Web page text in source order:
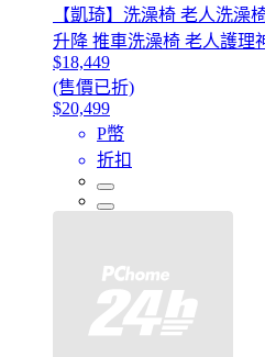
【凱琦】洗澡椅 老人洗澡
升降 推車洗澡椅 老人護理
$18,449
(售價已折)
$20,499
P幣
折扣